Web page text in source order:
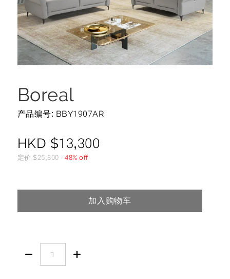
Boreal
产品编号: BBY1907AR
HKD $13,300
定价$25,800 -48% off
加入购物车
 